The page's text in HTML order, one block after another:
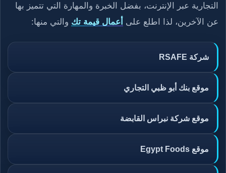
التجارية عبر الإنترنت، بفضل الخبرة والمهارة التي تتميز بها
عن الآخرين، لذا اطلع على
أعمال قيمة تك والتي منها:
شركة RSAFE
موقع بنك أبو ظبي التجاري
موقع شركة نبراس القابضة
موقع Egypt Foods